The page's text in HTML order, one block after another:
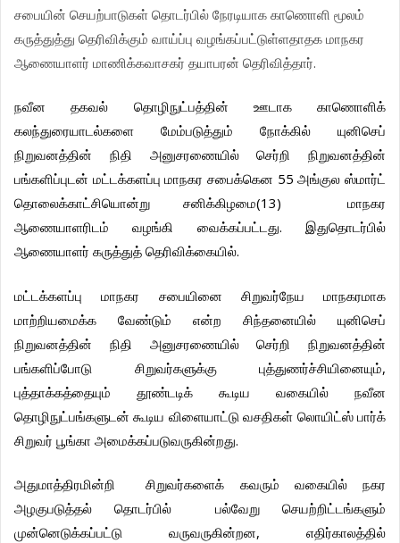
சபையின் செயற்பாடுகள் தொடர்பில் நேரடியாக காணொளி மூலம்
கருத்துத்து தெரிவிக்கும் வாய்ப்பு வழங்கப்பட்டுள்ளதாதக மாநகர
ஆணையாளர் மாணிக்கவாசகர் தயாபரன் தெரிவித்தார்.
நவீன தகவல் தொழிநுட்பத்தின் ஊடாக
காணொளிக்
கலந்துரையாடல்களை
மேம்படுத்தும் நோக்கில்
யுனிசெப்
நிறுவனத்தின்
நிதி அனுசரணையில் செர்றி
நிறுவனத்தின்
பங்களிப்புடன் மட்டக்களப்பு மாநகர சபைக்கென 55அங்குல ஸ்மார்ட்
தொலைக்காட்சியொன்று
சனிக்கிழமை(13)
மாநகர
ஆணையாளரிடம்
வழங்கி வைக்கப்பட்டது.
இதுதொடர்பில்
ஆணையாளர் கருத்துத் தெரிவிக்கையில்.
மட்டக்களப்பு மாநகர சபையினை சிறுவர்நேய
மாநகரமாக
மாற்றியமைக்க
வேண்டும் என்ற சிந்தனையில்
யுனிசெப்
நிறுவனத்தின்
நிதி அனுசரணையில் செர்றி
நிறுவனத்தின்
பங்களிப்போடு
சிறுவர்களுக்கு புத்துணர்ச்சியினையும்,
புத்தாக்கத்தையும் தூண்டடிக் கூடிய வகையில்
நவீன
தொழிநுட்பங்களுடன் கூடிய விளையாட்டு வசதிகள் லொயிட்ஸ் பார்க்
சிறுவர் பூங்கா அமைக்கப்படுவருகின்றது.
அதுமாத்திரமின்றி சிறுவர்களைக் கவரும் வகையில்
நகர
அழகுபடுத்தல்
தொடர்பில் பல்வேறு
செயற்றிட்டங்களும்
முன்னெடுக்கப்பட்டு
வருவருகின்றன,
எதிர்காலத்தில்